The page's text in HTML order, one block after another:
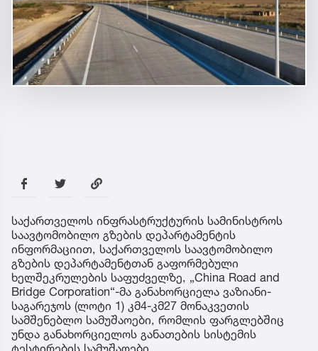
საქართველოს ინფრასტრუქტურის სამინისტროს
საავტომობილო გზების დეპარტამენტის
ინფორმაციით, საქართველოს საავტომობილო
გზების დეპარტამენტთან გაფორმებული
ხელშეკრულების საფუძველზე, „China Road and
Bridge Corporation“-მა განახორციელა ვაზიანი-
საგარეჯოს (ლოტი 1) კმ4-კმ27 მონაკვეთის
სამშენებლო სამუშაოები, რომლის ფარგლებშიც
უნდა განახორციელოს განათების სისტემის
ტესტირების სამუშაოები.